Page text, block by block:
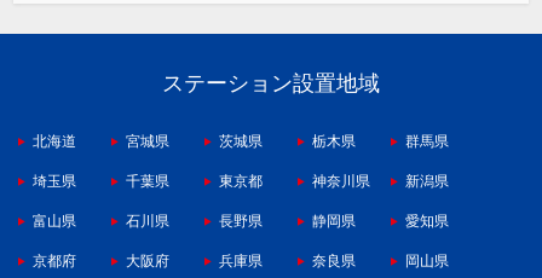
ステーション設置地域
北海道 宮城県 茨城県 栃木県 群馬県
埼玉県 千葉県 東京都 神奈川県 新潟県
富山県 石川県 長野県 静岡県 愛知県
京都府 大阪府 兵庫県 奈良県 岡山県